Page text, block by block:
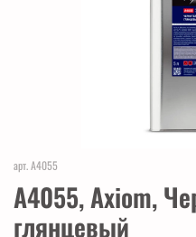
арт.A4055
A4055, Axiom,
глянцевый